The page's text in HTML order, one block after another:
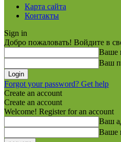
Карта сайта
Контакты
Sign in
Добро пожаловать! Войдите в
Ваше
Ваш
Forgot your password? Get help
Create an account
Create an account
Welcome! Register for an account
Ваш
Ваше